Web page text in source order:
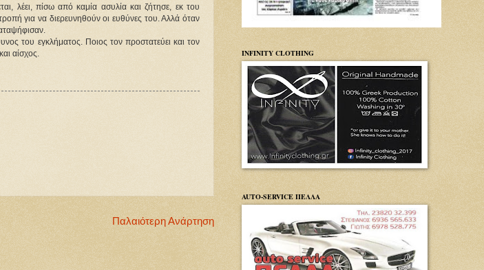
λέει, πίσω από καμία ασυλία και ζήτησε, εκ του
για να διερευνηθούν οι ευθύνες του. Αλλά όταν
του εγκλήματος. Ποιος τον προστατεύει και τον
αίσχος.
Παλαιότερη Ανάρτηση
INFINITY CLOTHING
AUTO-SERVICE ΠΕΛΛΑ